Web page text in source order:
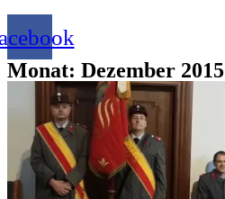
Monat: Dezember 2015